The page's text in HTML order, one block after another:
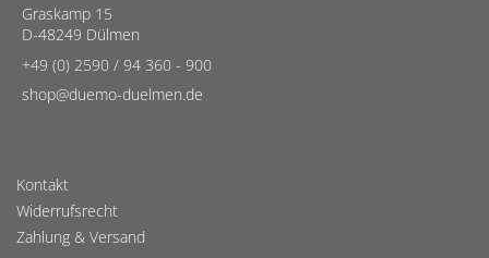
Graskamp 15
D-48249 Dülmen
+49 (0) 2590 / 94 360 - 900
shop@duemo-duelmen.de
Kontakt
Widerrufsrecht
Zahlung & Versand